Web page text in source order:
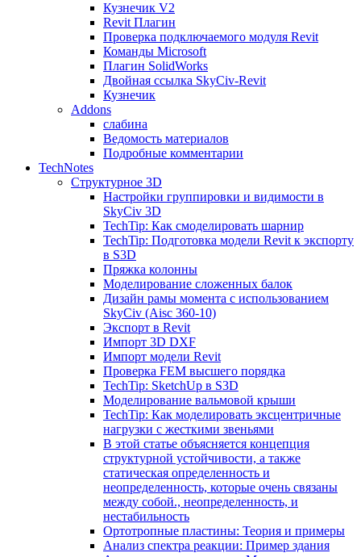
Кузнечик V2
Revit Плагин
Проверка подключаемого модуля Revit
Команды Microsoft
Плагин SolidWorks
Двойная ссылка SkyCiv-Revit
Кузнечик
Addons
слабина
Ведомость материалов
Подробные комментарии
TechNotes
Структурное 3D
Настройки группировки и видимости в
SkyCiv 3D
TechTip: Как смоделировать шарнир
TechTip: Подготовка модели Revit к экспорту
в S3D
Пряжка колонны
Моделирование сложенных балок
Дизайн рамы момента с использованием
SkyCiv (Aisc 360-10)
Экспорт в Revit
Импорт 3D DXF
Импорт модели Revit
Проверка FEM высшего порядка
TechTip: SketchUp в S3D
Моделирование вальмовой крыши
TechTip: Как моделировать эксцентричные
нагрузки с жесткими звеньями
В этой статье объясняется концепция
структурной устойчивости, а также
статическая определенность и
неопределенность, которые очень связаны
между собой., неопределенность, и
нестабильность
Ортотропные пластины: Теория и примеры
Анализ спектра реакции: Пример здания